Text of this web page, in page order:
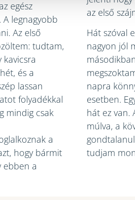
egész
legnagyobb
Az első
tudtam,
és a
lassan
folyadékkal
mindig csak
a
hogy bármit
ebben a
az első
Hát szóval
nagyon jól
napra
esetben.
hát ez van.
múlva, a
tudjam